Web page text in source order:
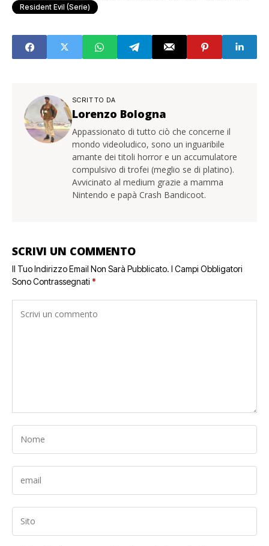
Resident Evil (serie)
SCRITTO DA
Lorenzo Bologna
Appassionato di tutto ciò che concerne il
mondo videoludico, sono un inguaribile
amante dei titoli horror e un accumulatore
compulsivo di trofei (meglio se di platino).
Avvicinato al medium grazie a mamma
Nintendo e papà Crash Bandicoot.
SCRIVI UN COMMENTO
Il Tuo Indirizzo Email Non Sarà Pubblicato. I Campi Obbligatori
Sono Contrassegnati *